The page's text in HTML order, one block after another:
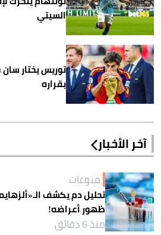
السيتي
توريس يختار
بقراره
آخر الأخبار
منوعات
ظهور أعراضه!
منذ 6 دقائق